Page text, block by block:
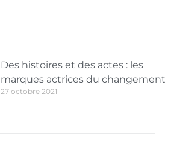
Des histoires et des actes : les
marques actrices du changement
27 octobre 2021